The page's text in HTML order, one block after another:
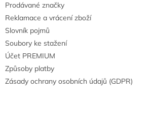
Prodávané značky
Reklamace a vrácení zboží
Slovník pojmů
Soubory ke stažení
Účet PREMIUM
Způsoby platby
Zásady ochrany osobních údajů (GDPR)